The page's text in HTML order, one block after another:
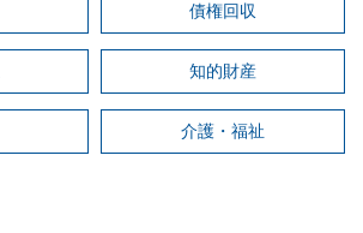
債権回収
知的財産
介護・福祉